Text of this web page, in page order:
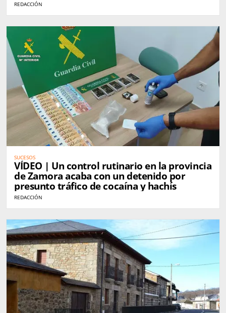
REDACCIÓN
SUCESOS
VÍDEO | Un control rutinario en la provincia
de Zamora acaba con un detenido por
presunto tráfico de cocaína y hachís
REDACCIÓN